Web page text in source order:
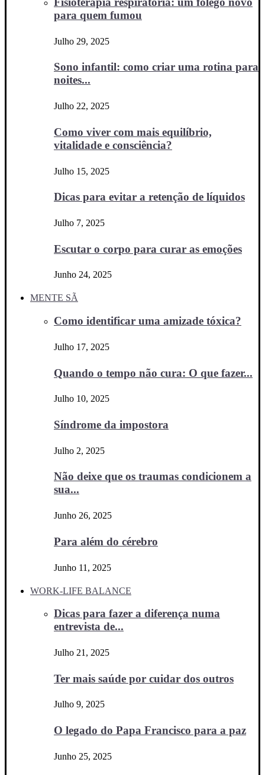
para quem fumou
Julho 29, 2025
Sono infantil: como criar uma rotina para
noites...
Julho 22, 2025
Como viver com mais equilíbrio,
vitalidade e consciência?
Julho 15, 2025
Dicas para evitar a retenção de líquidos
Julho 7, 2025
Escutar o corpo para curar as emoções
Junho 24, 2025
MENTE SÃ
Como identificar uma amizade tóxica?
Julho 17, 2025
Quando o tempo não cura: O que fazer...
Julho 10, 2025
Síndrome da impostora
Julho 2, 2025
Não deixe que os traumas condicionem a
sua...
Junho 26, 2025
Para além do cérebro
Junho 11, 2025
WORK-LIFE BALANCE
Dicas para fazer a diferença numa
entrevista de...
Julho 21, 2025
Ter mais saúde por cuidar dos outros
Julho 9, 2025
O legado do Papa Francisco para a paz
Junho 25, 2025